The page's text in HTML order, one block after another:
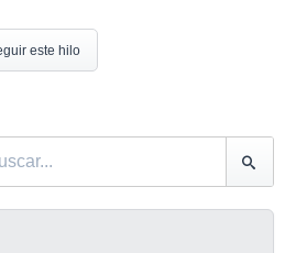
este hilo